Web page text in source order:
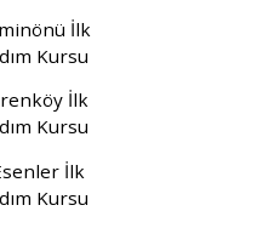
İlk
Kursu
İlk
Kursu
İlk
Kursu